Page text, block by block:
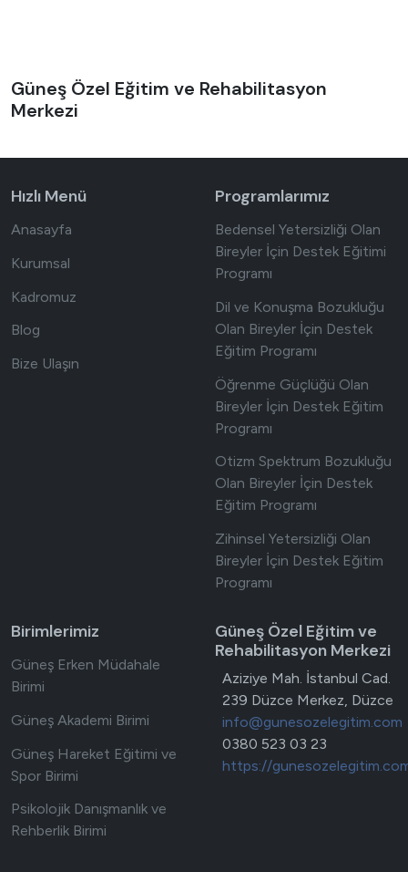
Güneş Özel Eğitim ve Rehabilitasyon
Merkezi
Hızlı Menü
Anasayfa
Kurumsal
Kadromuz
Blog
Bize Ulaşın
Programlarımız
Bedensel Yetersizliği Olan
Bireyler İçin Destek Eğitimi
Programı
Dil ve Konuşma Bozukluğu
Olan Bireyler İçin Destek
Eğitim Programı
Öğrenme Güçlüğü Olan
Bireyler İçin Destek Eğitim
Programı
Otizm Spektrum Bozukluğu
Olan Bireyler İçin Destek
Eğitim Programı
Zihinsel Yetersizliği Olan
Bireyler İçin Destek Eğitim
Programı
Birimlerimiz
Güneş Erken Müdahale
Birimi
Güneş Akademi Birimi
Güneş Hareket Eğitimi ve
Spor Birimi
Psikolojik Danışmanlık ve
Rehberlik Birimi
Güneş Özel Eğitim ve
Rehabilitasyon Merkezi
Adres
Aziziye Mah. İstanbul Cad.
239 Düzce Merkez, Düzce
E-posta
info@gunesozelegitim.com
Telefon
0380 523 03 23
Web site
https://